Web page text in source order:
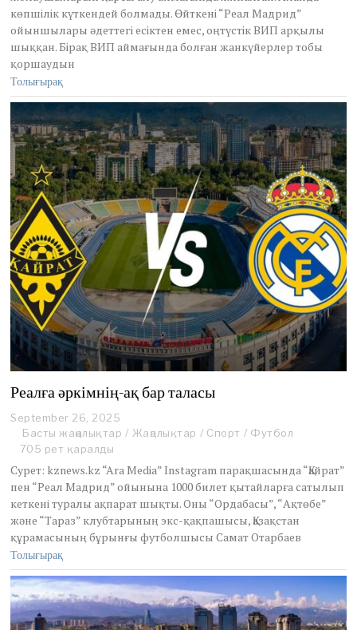
b
e
r
2
2
5
көпшілік күткендей болмады. Өйткені “Реал Мадрид”
ойыншылары әдеттегі есіктен емес, оңтүстік ВИП арқылы
шыққан. Бірақ ВИП аймағында болған жанкүйерлер тобы
қоршаудын
Толығырақ
Реалға әркімнің-ақ бар таласы
September 26, 2025
Басты жаңалықтар / Жаңалықтар / Спорт / Футбол
705 рет қаралды
Сурет: kznews.kz “Ara Media” Instagram парақшасында “Қайрат”
пен “Реал Мадрид” ойынына 1000 билет қытайларға сатылып
кеткені туралы ақпарат шықты. Оны “Ордабасы”, “Ақтөбе”
және “Тараз” клубтарының экс-қақпашысы, Қазақстан
құрамасының бұрынғы футболшысы Самат Отарбаев
Толығырақ